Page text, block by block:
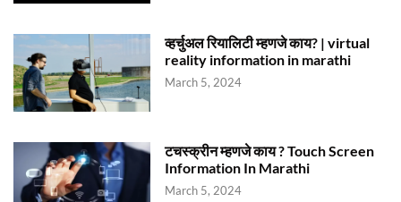
व्हर्चुअल रियालिटी म्हणजे काय? | virtual
reality information in marathi
March 5, 2024
टचस्क्रीन म्हणजे काय ? Touch Screen
Information In Marathi
March 5, 2024